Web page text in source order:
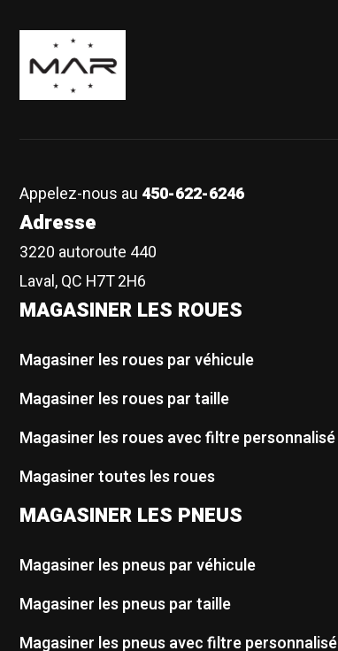
Boutique Mags à Rabais
Appelez-nous au 450-622-6246
Adresse
3220 autoroute 440
Laval, QC H7T 2H6
MAGASINER LES ROUES
Magasiner les roues par véhicule
Magasiner les roues par taille
Magasiner les roues avec filtre personnalisé
Magasiner toutes les roues
MAGASINER LES PNEUS
Magasiner les pneus par véhicule
Magasiner les pneus par taille
Magasiner les pneus avec filtre personnalisé